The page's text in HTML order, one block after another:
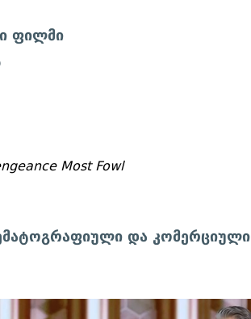
ფილმი
Most Fowl
და კომერციული